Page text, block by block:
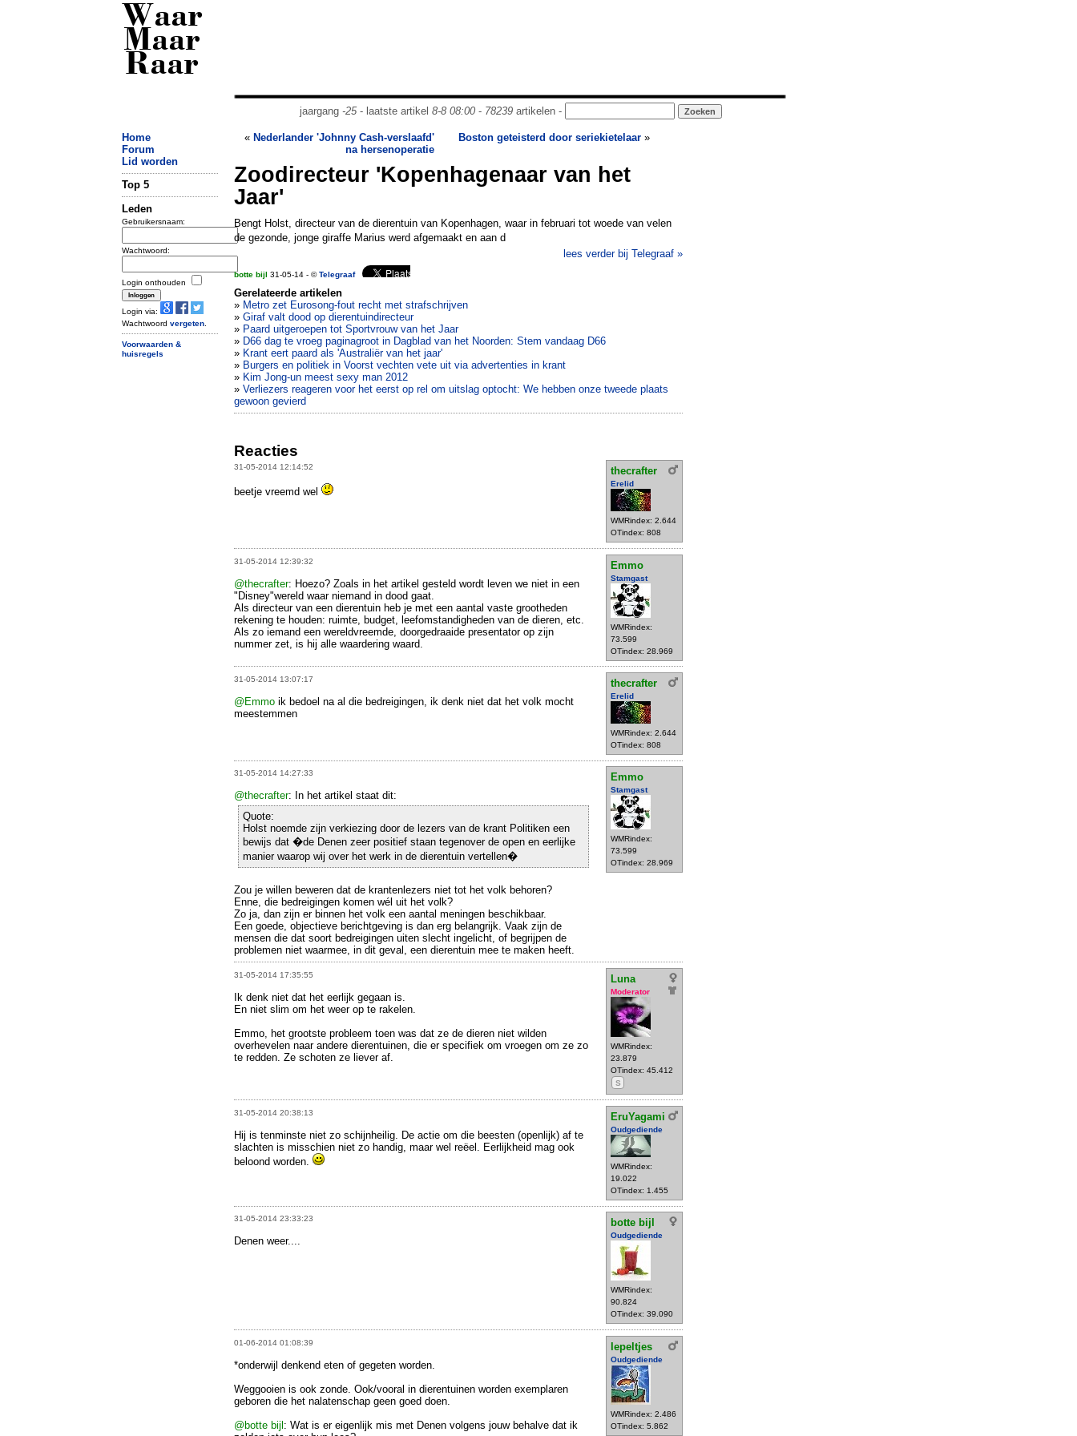
Waar
Maar
Raar
jaargang -25- laatste artikel 8-8 08:00- 78239artikelen -
Home
Forum
Lid worden
Top 5
Leden
Gebruikersnaam:
Wachtwoord:
Login onthouden
Login via:
Wachtwoord vergeten
Voorwaarden &
huisregels
« Nederlander 'Johnny Cash-verslaafd'
na hersenoperatie
Boston geteisterd door seriekietelaar »
Zoodirecteur 'Kopenhagenaar van het
Jaar'
Bengt Holst, directeur van de dierentuin van Kopenhagen, waar in februari tot woede van velen
de gezonde, jonge giraffe Marius werd afgemaakt en aan d
lees verder bij Telegraaf »
botte bijl 31-05-14 - ©Telegraaf
Gerelateerde artikelen
» Metro zet Eurosong-fout recht met strafschrijven
» Giraf valt dood op dierentuindirecteur
» Paard uitgeroepen tot Sportvrouw van het Jaar
» D66 dag te vroeg paginagroot in Dagblad van het Noorden: Stem vandaag D66
» Krant eert paard als 'Australiër van het jaar'
» Burgers en politiek in Voorst vechten vete uit via advertenties in krant
» Kim Jong-un meest sexy man 2012
» Verliezers reageren voor het eerst op rel om uitslag optocht: We hebben onze tweede plaats
gewoon gevierd
Reacties
31-05-2014 12:14:52 thecrafter
Erelid
WMRindex: 2.644
OTindex: 808
beetje vreemd wel
31-05-2014 12:39:32 Emmo
Stamgast
WMRindex:
73.599
OTindex: 28.969
@thecrafter: Hoezo? Zoals in het artikel gesteld wordt leven we niet in een
"Disney"wereld waar niemand in dood gaat.
Als directeur van een dierentuin heb je met een aantal vaste grootheden
rekening te houden: ruimte, budget, leefomstandigheden van de dieren, etc.
Als zo iemand een wereldvreemde, doorgedraaide presentator op zijn
nummer zet, is hij alle waardering waard.
31-05-2014 13:07:17 thecrafter
Erelid
WMRindex: 2.644
OTindex: 808
@Emmo ik bedoel na al die bedreigingen, ik denk niet dat het volk mocht
meestemmen
31-05-2014 14:27:33 Emmo
Stamgast
WMRindex:
73.599
OTindex: 28.969
@thecrafter: In het artikel staat dit:
Quote:
Holst noemde zijn verkiezing door de lezers van de krant Politiken een
bewijs dat �de Denen zeer positief staan tegenover de open en eerlijke
manier waarop wij over het werk in de dierentuin vertellen�
Zou je willen beweren dat de krantenlezers niet tot het volk behoren?
Enne, die bedreigingen komen wél uit het volk?
Zo ja, dan zijn er binnen het volk een aantal meningen beschikbaar.
Een goede, objectieve berichtgeving is dan erg belangrijk. Vaak zijn de
mensen die dat soort bedreigingen uiten slecht ingelicht, of begrijpen de
problemen niet waarmee, in dit geval, een dierentuin mee te maken heeft.
31-05-2014 17:35:55 Luna
Moderator
WMRindex:
23.879
OTindex: 45.412
S
Ik denk niet dat het eerlijk gegaan is.
En niet slim om het weer op te rakelen.
Emmo, het grootste probleem toen was dat ze de dieren niet wilden
overhevelen naar andere dierentuinen, die er specifiek om vroegen om ze zo
te redden. Ze schoten ze liever af.
31-05-2014 20:38:13 EruYagami
Oudgediende
WMRindex:
19.022
OTindex: 1.455
Hij is tenminste niet zo schijnheilig. De actie om die beesten (openlijk) af te
slachten is misschien niet zo handig, maar wel reëel. Eerlijkheid mag ook
beloond worden.
31-05-2014 23:33:23 botte bijl
Oudgediende
WMRindex:
90.824
OTindex: 39.090
Denen weer....
01-06-2014 01:08:39 lepeltjes
Oudgediende
WMRindex: 2.486
OTindex: 5.862
*onderwijl denkend eten of gegeten worden.
Weggooien is ook zonde. Ook/vooral in dierentuinen worden exemplaren
geboren die het nalatenschap geen goed doen.
@botte bijl: Wat is er eigenlijk mis met Denen volgens jouw behalve dat ik